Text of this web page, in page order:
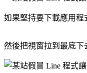
如果堅持要下載應用程
然後把視窗拉到最底下